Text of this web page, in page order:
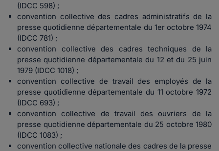
(IDCC 598) ;
convention collective des cadres administratifs de la
presse quotidienne départementale du 1er octobre 1974
(IDCC 781) ;
convention collective des cadres techniques de la
presse quotidienne départementale du 12 et du 25 juin
1979 (IDCC 1018) ;
convention collective de travail des employés de la
presse quotidienne départementale du 11 octobre 1972
(IDCC 693) ;
convention collective de travail des ouvriers de la
presse quotidienne départementale du 25 octobre 1980
(IDCC 1083) ;
convention collective nationale des cadres de la presse